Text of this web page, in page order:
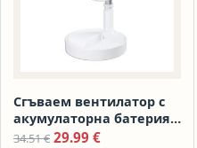
Сгъваем вентилатор с
акумулаторна батерия
Ziel DYL-MFN-01, Бял
34.51€ Original price was:
29.99 €Текущата